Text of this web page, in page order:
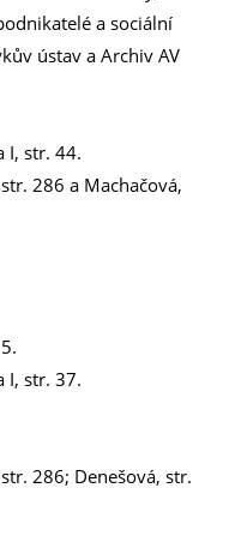
a sociální
ústav a Archiv AV
I, str. 44.
286 a Machačová,
I, str. 37.
286; Denešová, str.